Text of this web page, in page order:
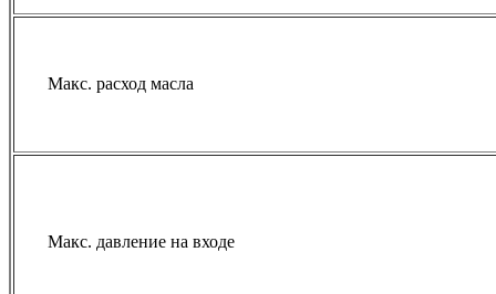
Макс. расход масла
Макс. давление на входе